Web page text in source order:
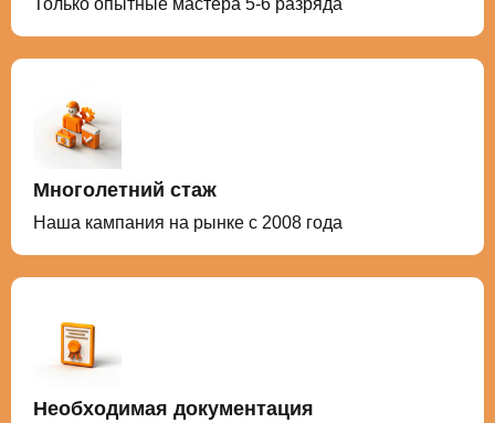
Только опытные мастера 5-6 разряда
Многолетний стаж
Наша кампания на рынке с 2008 года
Необходимая документация